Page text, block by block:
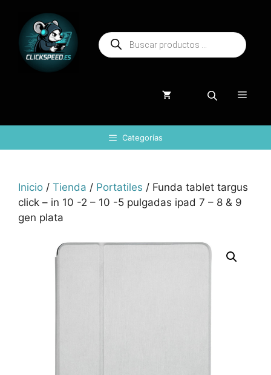
contenido
Búsqueda
de
productos
Menú
Categorías
Inicio / Tienda / Portatiles / Funda tablet targus
click – in 10 -2 – 10 -5 pulgadas ipad 7 – 8 & 9
gen plata